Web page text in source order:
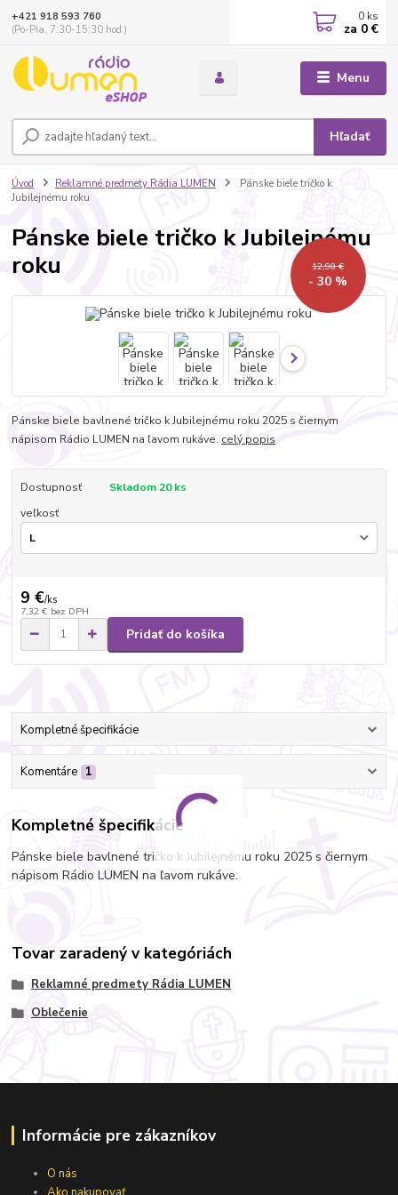
Menu
Hľadať
+421 918 593 760
(Po-Pia, 7:30-15:30 hod.)
0 ks
za 0 €
Úvod Reklamné predmety Rádia LUMEN
Pánske biele tričko k
Jubilejnému roku
Pánske biele tričko k Jubilejnému
roku
12,90 €
- 30 %
Pánske biele bavlnené tričko k Jubilejnému roku 2025 s čiernym
nápisom Rádio LUMEN na ľavom rukáve. celý popis
Dostupnosť
Skladom 20 ks
veľkosť
9 €/ks
7,32 € bez DPH
Pridať do košíka
Kompletné špecifikácie
Komentáre 1
Kompletné špecifikácie
Pánske biele bavlnené tričko k Jubilejnému roku 2025 s čiernym
nápisom Rádio LUMEN na ľavom rukáve.
Tovar zaradený v kategóriách
Reklamné predmety Rádia LUMEN
Oblečenie
Informácie pre zákazníkov
O nás